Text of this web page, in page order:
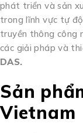
phát triển và sản
trong lĩnh vực tự
truyền thông công
các giải pháp và
DAS.
Sản
Vietnam